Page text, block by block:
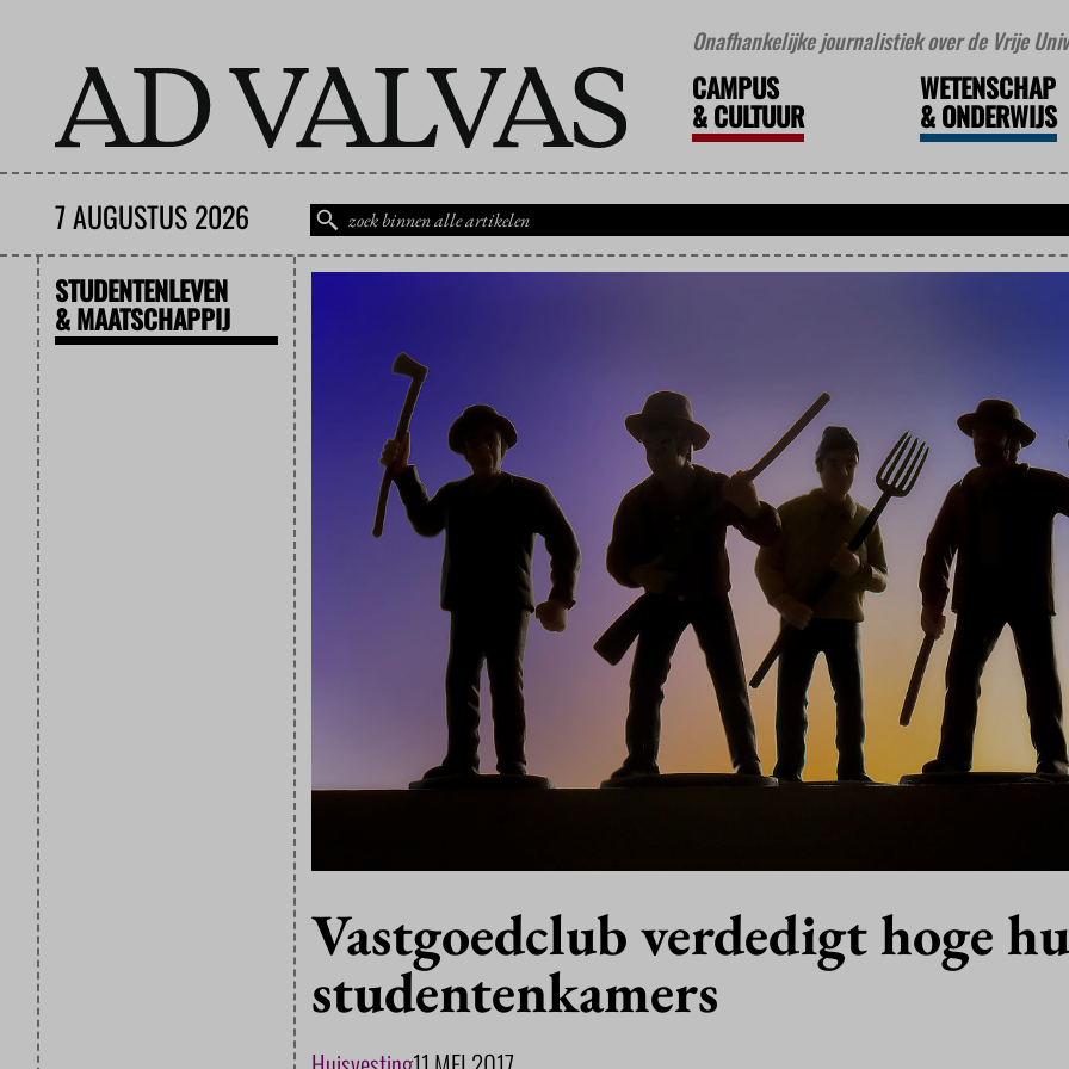
Onafhankelijke journalistiek over de Vrije
CAMPUS
&CULTUUR
WETENSCHAP
&ONDERWIJS
7 AUGUSTUS 2026
STUDENTENLEVEN
& MAATSCHAPPIJ
Vastgoedclub verdedigt hoge
studentenkamers